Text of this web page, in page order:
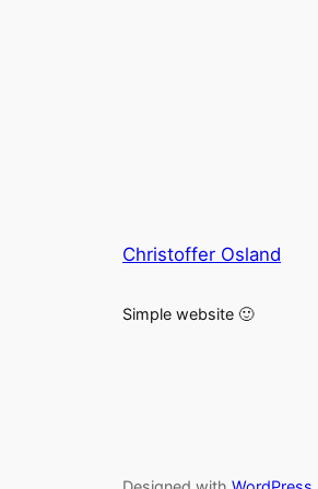
Christoffer Osland
Simple website 🙂